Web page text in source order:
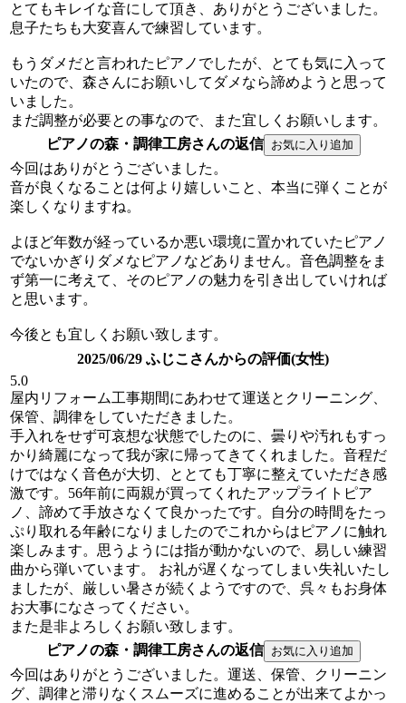
とてもキレイな音にして頂き、ありがとうございました。
息子たちも大変喜んで練習しています。
もうダメだと言われたピアノでしたが、とても気に入って
いたので、森さんにお願いしてダメなら諦めようと思って
いました。
まだ調整が必要との事なので、また宜しくお願いします。
ピアノの森・調律工房さんの返信
今回はありがとうございました。
音が良くなることは何より嬉しいこと、本当に弾くことが
楽しくなりますね。
よほど年数が経っているか悪い環境に置かれていたピアノ
でないかぎりダメなピアノなどありません。音色調整をま
ず第一に考えて、そのピアノの魅力を引き出していければ
と思います。
今後とも宜しくお願い致します。
2025/06/29 ふじこさんからの評価(女性)
5.0
屋内リフォーム工事期間にあわせて運送とクリーニング、
保管、調律をしていただきました。
手入れをせず可哀想な状態でしたのに、曇りや汚れもすっ
かり綺麗になって我が家に帰ってきてくれました。音程だ
けではなく音色が大切、ととても丁寧に整えていただき感
激です。56年前に両親が買ってくれたアップライトピア
ノ、諦めて手放さなくて良かったです。自分の時間をたっ
ぷり取れる年齢になりましたのでこれからはピアノに触れ
楽しみます。思うようには指が動かないので、易しい練習
曲から弾いています。 お礼が遅くなってしまい失礼いたし
ましたが、厳しい暑さが続くようですので、呉々もお身体
お大事になさってください。
また是非よろしくお願い致します。
ピアノの森・調律工房さんの返信
今回はありがとうございました。運送、保管、クリーニン
グ、調律と滞りなくスムーズに進めることが出来てよかっ